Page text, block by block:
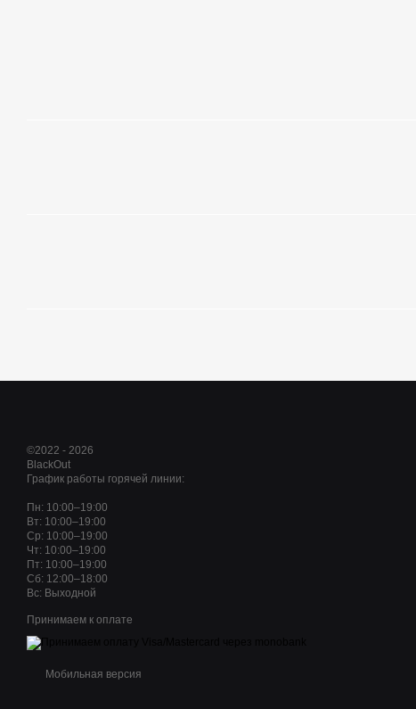
©2022 - 2026
BlackOut
График работы горячей линии:
Пн: 10:00–19:00
Вт: 10:00–19:00
Ср: 10:00–19:00
Чт: 10:00–19:00
Пт: 10:00–19:00
Сб: 12:00–18:00
Вс: Выходной
Принимаем к оплате
Мобильная версия